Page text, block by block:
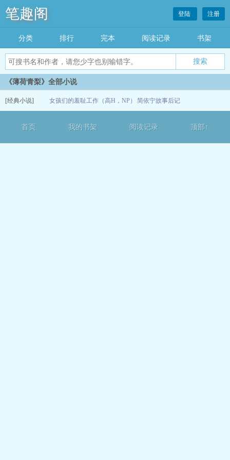
笔趣阁 登陆 注册
分类 排行 完本 阅读记录 书架
《薄荷青梨》全部小说
[经典小说] 女孩们的羞耻工作（高H，NP） 简依宁故事后记
首页 我的书架 阅读记录 顶部↑